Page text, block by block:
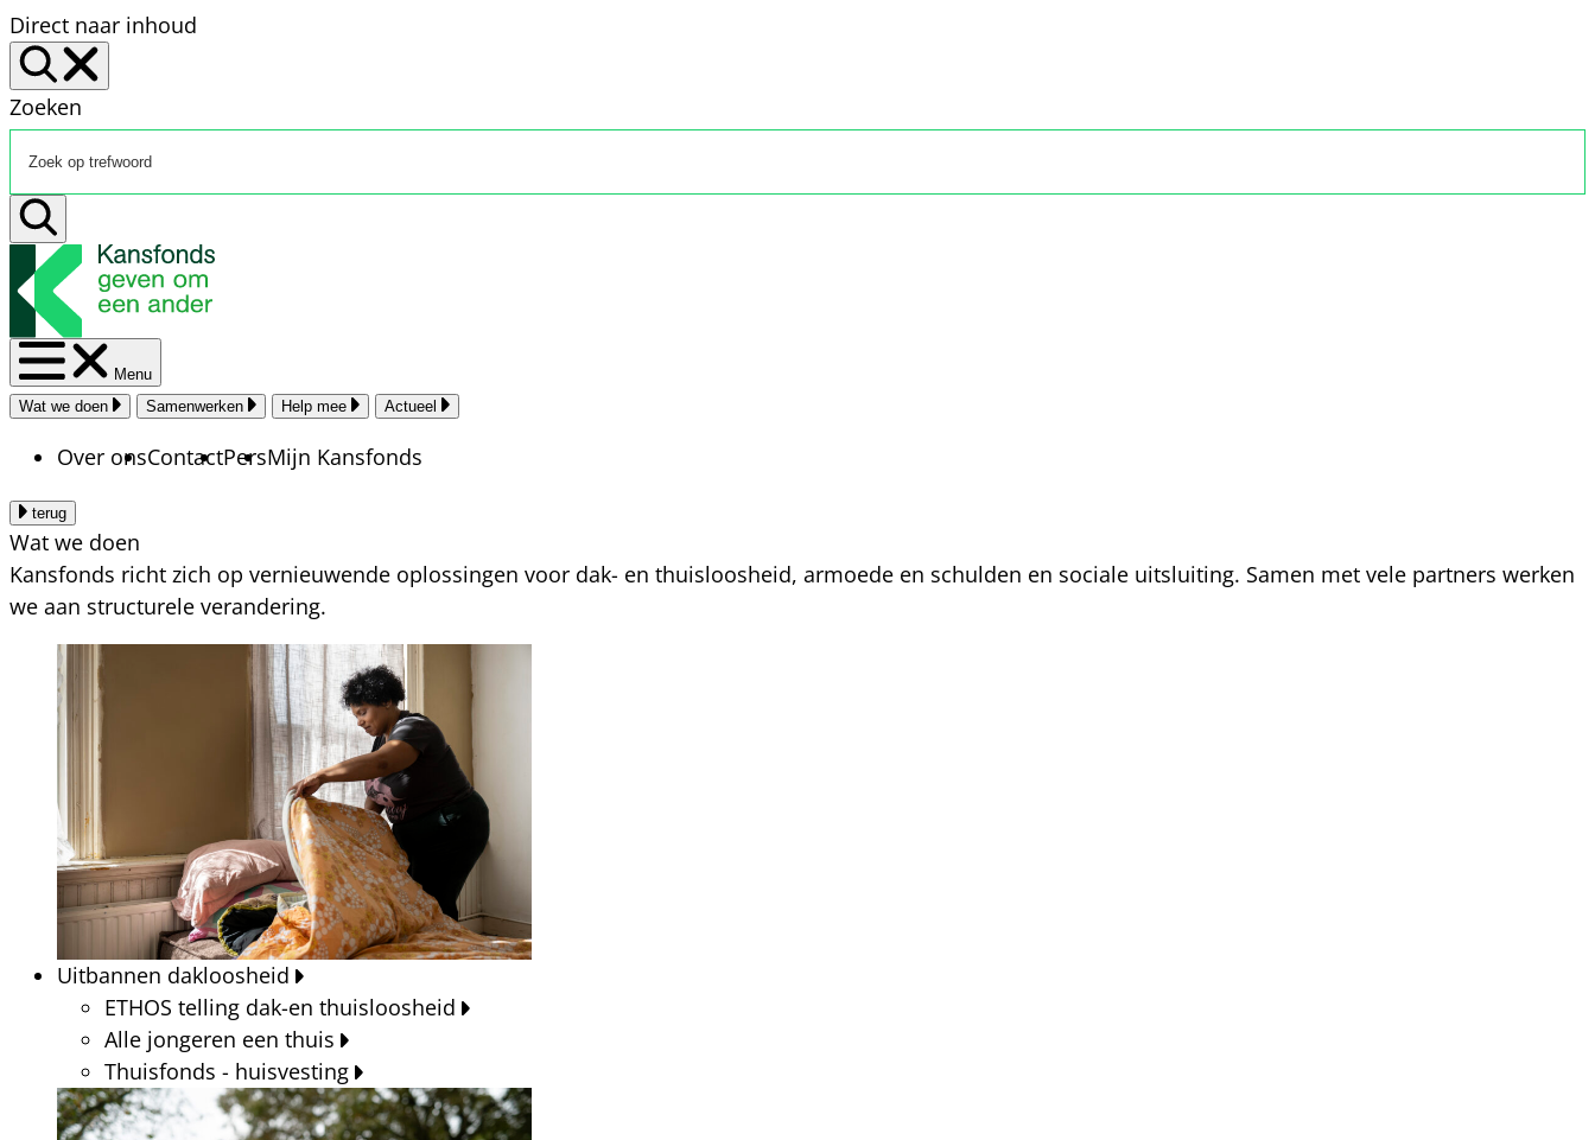
Direct naar inhoud
Zoeken
Menu
Wat we doen
Samenwerken Help mee Actueel
Over onsContactPersMijn Kansfonds
terug
Wat we doen
Kansfonds richt zich op vernieuwende oplossingen voor dak- en thuisloosheid, armoede en schulden en sociale uitsluiting. Samen met vele partners werken
we aan structurele verandering.
Uitbannen dakloosheid
ETHOS telling dak-en thuisloosheid
Alle jongeren een thuis
Thuisfonds - huisvesting